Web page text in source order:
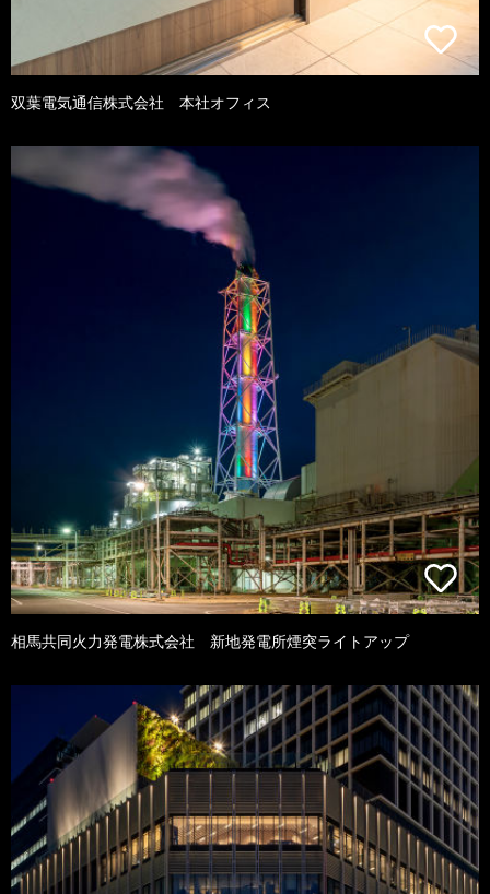
双葉電気通信株式会社 本社オフィス
相馬共同火力発電株式会社 新地発電所煙突ライトアップ